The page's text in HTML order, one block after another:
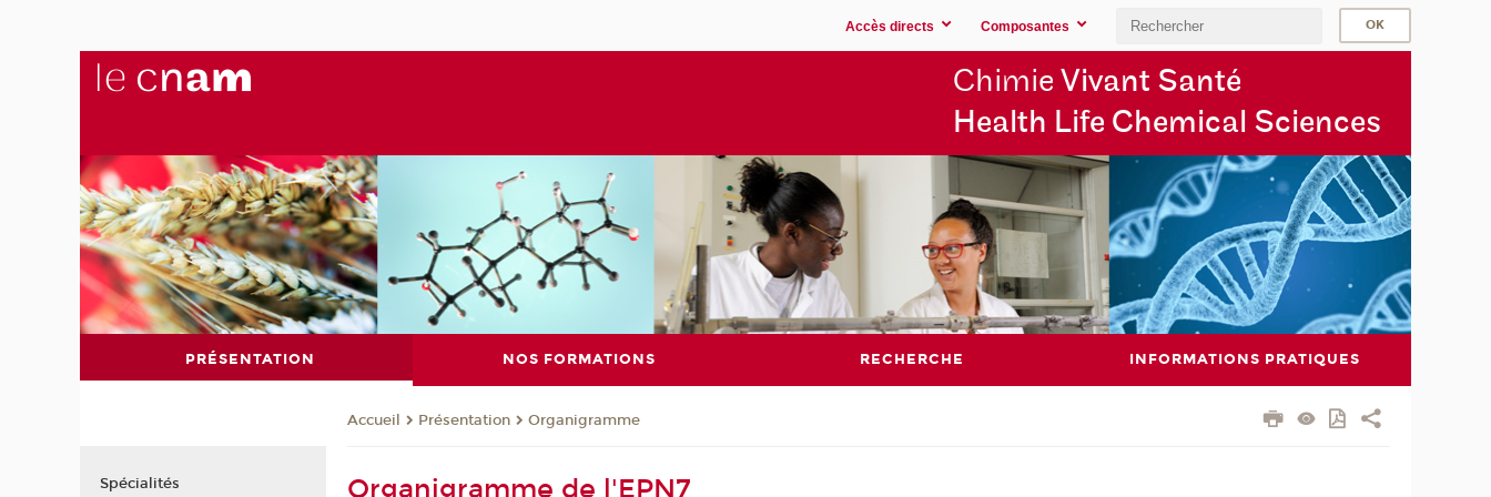
Accès directs Composantes
Chimie Vivant Santé
Health Life Chemical Sciences
PRÉSENTATION NOS FORMATIONS RECHERCHE INFORMATIONS PRATIQUES
Accueil Présentation Organigramme
Organigramme de l'EPN7
Spécialités